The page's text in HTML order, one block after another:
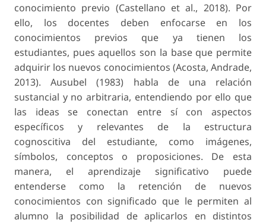
conocimiento previo (Castellano et al., 2018). Por
ello, los docentes deben enfocarse en los
conocimientos previos que ya tienen los
estudiantes, pues aquellos son la base que permite
adquirir los nuevos conocimientos (Acosta, Andrade,
2013). Ausubel (1983) habla de una relación
sustancial y no arbitraria, entendiendo por ello que
las ideas se conectan entre sí con aspectos
específicos y relevantes de la estructura
cognoscitiva del estudiante, como imágenes,
símbolos, conceptos o proposiciones. De esta
manera, el aprendizaje significativo puede
entenderse como la retención de nuevos
conocimientos con significado que le permiten al
alumno la posibilidad de aplicarlos en distintos